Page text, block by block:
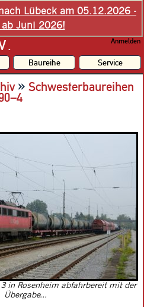
Lübeck am 05.12.2026 -
ab Juni 2026!
Anmelden
Baureihe Service
» Schwesterbaureihen
in Rosenheim abfahrbereit mit der
Übergabe...